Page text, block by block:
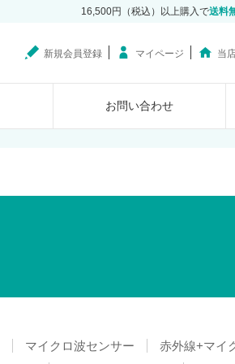
16,500円（税込）以上購入で送料
新規会員登録 マイページ 当
お問い合わせ
マイクロ波センサー
赤外線+マイ